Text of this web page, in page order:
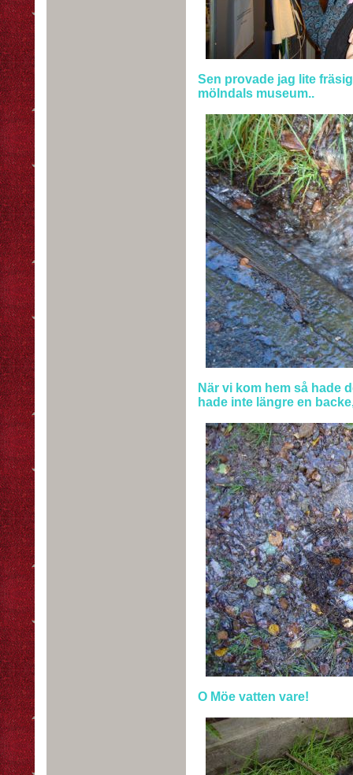
Sen provade jag lite
mölndals museum..
När vi kom hem så hade
hade inte längre en
O Möe vatten vare!